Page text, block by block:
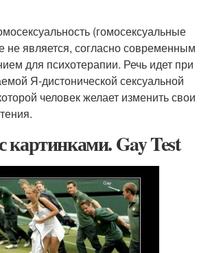
(гомосексуальные
не является, согласно современным
для психотерапии. Речь идет при
Я-дистонической сексуальной
человек желает изменить свои
картинками. Gay Test